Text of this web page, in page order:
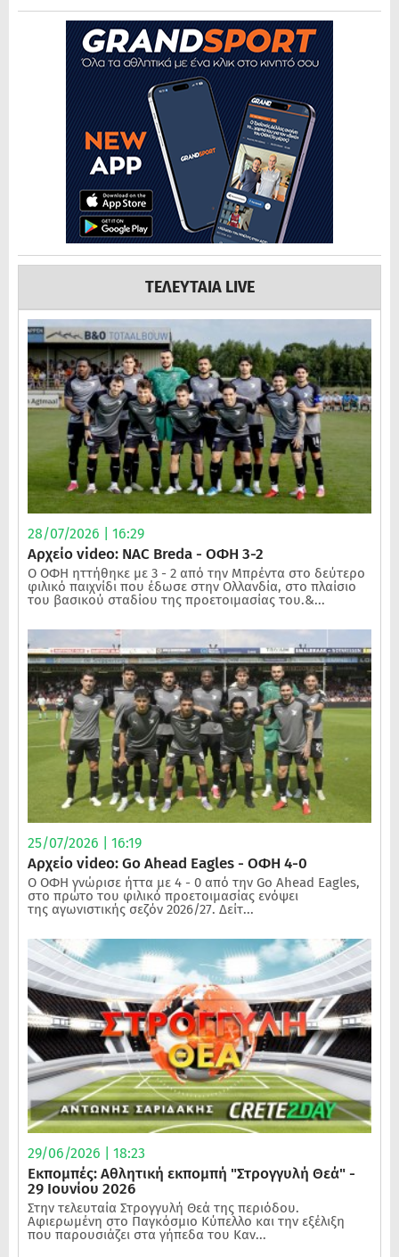
ΤΕΛΕΥΤΑΙΑ LIVE
28/07/2026 | 16:29
Αρχείο video: NAC Breda - ΟΦΗ 3-2
Ο ΟΦΗ ηττήθηκε με 3 - 2 από την Μπρέντα στο δεύτερο
φιλικό παιχνίδι που έδωσε στην Ολλανδία, στο πλαίσιο
του βασικού σταδίου της προετοιμασίας του.&...
25/07/2026 | 16:19
Αρχείο video: Go Ahead Eagles - ΟΦΗ 4-0
Ο ΟΦΗ γνώρισε ήττα με 4 - 0 από την Go Ahead Eagles,
στο πρώτο του φιλικό προετοιμασίας ενόψει
της αγωνιστικής σεζόν 2026/27. Δείτ...
29/06/2026 | 18:23
Εκπομπές: Αθλητική εκπομπή "Στρογγυλή Θεά" -
29 Ιουνίου 2026
Στην τελευταία Στρογγυλή Θεά της περιόδου.
Αφιερωμένη στο Παγκόσμιο Κύπελλο και την εξέλιξη
που παρουσιάζει στα γήπεδα του Καν...